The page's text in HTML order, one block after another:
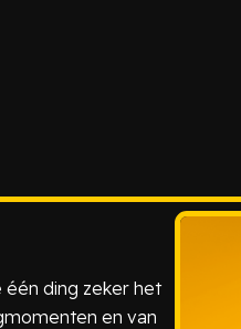
één ding zeker het
en van